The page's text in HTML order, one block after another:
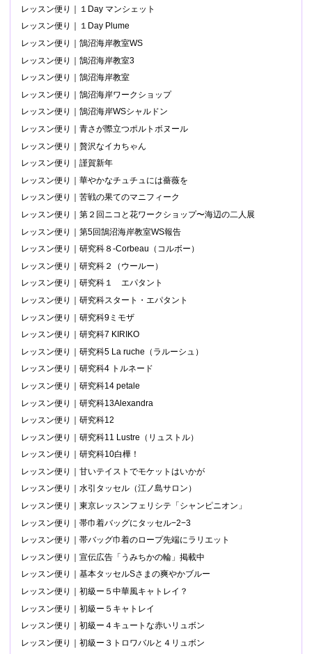
レッスン便り｜１Day マンシェット
レッスン便り｜１Day Plume
レッスン便り｜鵠沼海岸教室WS
レッスン便り｜鵠沼海岸教室3
レッスン便り｜鵠沼海岸教室
レッスン便り｜鵠沼海岸ワークショップ
レッスン便り｜鵠沼海岸WSシャルドン
レッスン便り｜青さが際立つポルトボヌール
レッスン便り｜贅沢なイカちゃん
レッスン便り｜謹賀新年
レッスン便り｜華やかなチュチュには薔薇を
レッスン便り｜苦戦の果てのマニフィーク
レッスン便り｜第２回ニコと花ワークショップ〜海辺の二人展
レッスン便り｜第5回鵠沼海岸教室WS報告
レッスン便り｜研究科８-Corbeau（コルボー）
レッスン便り｜研究科２（ウールー）
レッスン便り｜研究科１ エパタント
レッスン便り｜研究科スタート・エパタント
レッスン便り｜研究科9ミモザ
レッスン便り｜研究科7 KIRIKO
レッスン便り｜研究科5 La ruche（ラルーシュ）
レッスン便り｜研究科4 トルネード
レッスン便り｜研究科14 petale
レッスン便り｜研究科13Alexandra
レッスン便り｜研究科12
レッスン便り｜研究科11 Lustre（リュストル）
レッスン便り｜研究科10白樺！
レッスン便り｜甘いテイストでモケットはいかが
レッスン便り｜水引タッセル（江ノ島サロン）
レッスン便り｜東京レッスンフェリシテ「シャンピニオン」
レッスン便り｜帯巾着バッグにタッセル−2−3
レッスン便り｜帯バッグ巾着のロープ先端にラリエット
レッスン便り｜宣伝広告「うみちかの輪」掲載中
レッスン便り｜基本タッセルSさまの爽やかブルー
レッスン便り｜初級ー５中華風キャトレイ？
レッスン便り｜初級ー５キャトレイ
レッスン便り｜初級ー４キュートな赤いリュボン
レッスン便り｜初級ー３トロワバルと４リュボン